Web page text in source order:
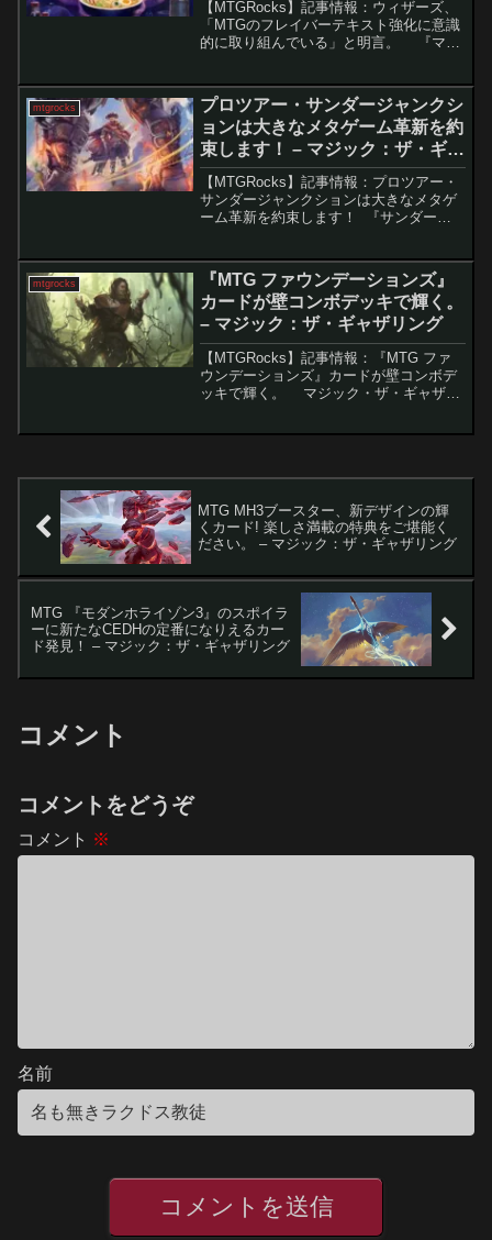
【MTGRocks】記事情報：ウィザーズ、
「MTGのフレイバーテキスト強化に意識
的に取り組んでいる」と明言。 『マジ
の発売以来、世界観や物語を伝える重要
な要...
mtgrocks
プロツアー・サンダージャンクシ
ョンは大きなメタゲーム革新を約
束します！ – マジック：ザ・ギャ
ザリング
【MTGRocks】記事情報：プロツアー・
サンダージャンクションは大きなメタゲ
ーム革新を約束します！ 『サンダー・
る中、スタンダードではどのような変化
が見られるのか、...
mtgrocks
『MTG ファウンデーションズ』
カードが壁コンボデッキで輝く。
– マジック：ザ・ギャザリング
【MTGRocks】記事情報：『MTG ファ
ウンデーションズ』カードが壁コンボデ
ッキで輝く。 マジック・ザ・ギャザリ
MTG MH3ブースター、新デザインの輝
くカード! 楽しさ満載の特典をご堪能く
ださい。 – マジック：ザ・ギャザリング
MTG 『モダンホライゾン3』のスポイラ
ーに新たなCEDHの定番になりえるカー
ド発見！ – マジック：ザ・ギャザリング
コメント
コメントをどうぞ
コメント ※
名前